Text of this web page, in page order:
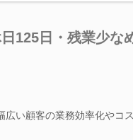
125日・残業少な
い顧客の業務効率化やコ